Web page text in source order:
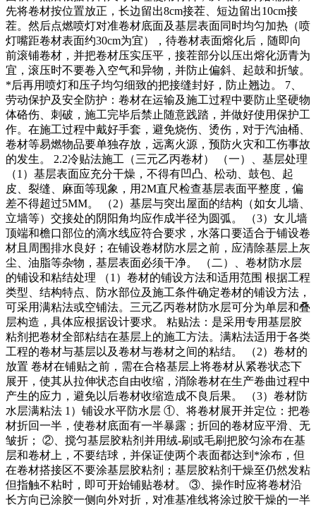
先将卷材按位置放正，长边留出8cm接茬、短边留出10cm接
茬。然后点燃喷灯对准卷材底面及基层表面同时均匀加热（喷
灯嘴距卷材表面约30cm为宜），待卷材表面熔化后，随即向
前滚铺卷材，并把卷材压实压平，接茬部分以压出熔化沥青为
宜，滚压时不要卷入空气和异物，并防止偏斜、起鼓和折皱。
*后再用喷灯和压子均匀细致的把接缝封好，防止翘边。 7、
劳动保护及安全防护：卷材在运输及施工过程中要防止坚硬物
体硌伤、刺破，施工完毕后禁止随意践踏，并做好使用保护工
作。在施工过程中戴好手套，避免烧伤、烫伤，对于汽油桶、
卷材等易燃物品要单独存放，远离火源，预防火灾和工伤事故
的发生。 2.2冷贴法施工（三元乙丙卷材） （一）、基层处理
（1）基层表面应充分干燥，不得有凹凸、松动、鼓包、起
皮、裂缝、麻面等现象，用2M直尺检查基层表面平整度，偏
差不得超过5MM。 （2）基层与突出屋面的结构（如女儿墙、
立墙等）交接处的阴阳角均应作成半径为圆弧。 （3）女儿墙
顶端和檐口部位的滴水线应符合要求，水落口要适合于铺设卷
材且周围排水良好；在铺设卷材防水层之前，应清除基层上灰
尘、油脂等杂物，基层表面必须干净。 （二）、卷材防水层
的铺设和粘结处理 （1）卷材的铺设方法和适用范围 根据工程
类型、结构特点、防水部位及施工条件确定卷材的铺设方法，
可采用满粘法或空铺法。三元乙丙卷材防水层可分为单层和叠
层构造，具体应根据设计要求。 粘贴法：是采用专用基层胶
粘剂把卷材全部粘结在基层上的施工方法。满粘法适用于各类
工程的卷材与基层以及卷材与卷材之间的粘结。 （2）卷材的
放置 卷材在铺贴之前，需在合格基层上将卷材从紧卷状态下
展开，使其从拉伸状态自由收缩，消除卷材在生产卷曲过程中
产生的应力，避免以后卷材收缩造成不良后果。 （3）卷材防
水层满粘法 1）铺设水平防水层 ①、将卷材展开并定位：把卷
材折回一半，使卷材底面有一半暴露；折回的卷材应平滑、无
皱折； ②、搅匀基层胶粘剂并用绒-刷或毛刷把胶匀涂布在基
层和卷材上，不要结球，并保证使两个表面都达到*涂布，但
在卷材搭接区不要涂基层胶粘剂；基层胶粘剂干燥至仍然发粘
但指触不粘时，即可开始铺贴卷材。 ③、操作时应将卷材沿
长方向已涂胶一侧向外对折，对准基准线将涂过胶干燥的一半